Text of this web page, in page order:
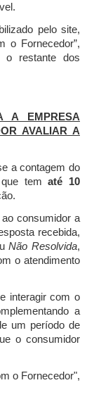
pelo site,
o Fornecedor”,
o restante dos
A EMPRESA
AVALIAR A
a contagem do
que tematé 10
consumidor a
recebida,
Não Resolvida,
o atendimento
interagir com o
a
um período de
o consumidor
o Fornecedor",